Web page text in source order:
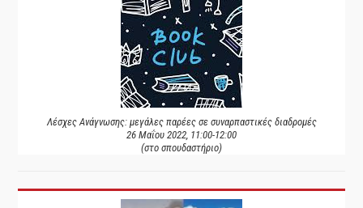
Λέσχες Ανάγνωσης: μεγάλες παρέες σε συναρπαστικές διαδρομές
26 Μαΐου 2022, 11:00-12:00
(στο σπουδαστήριο)